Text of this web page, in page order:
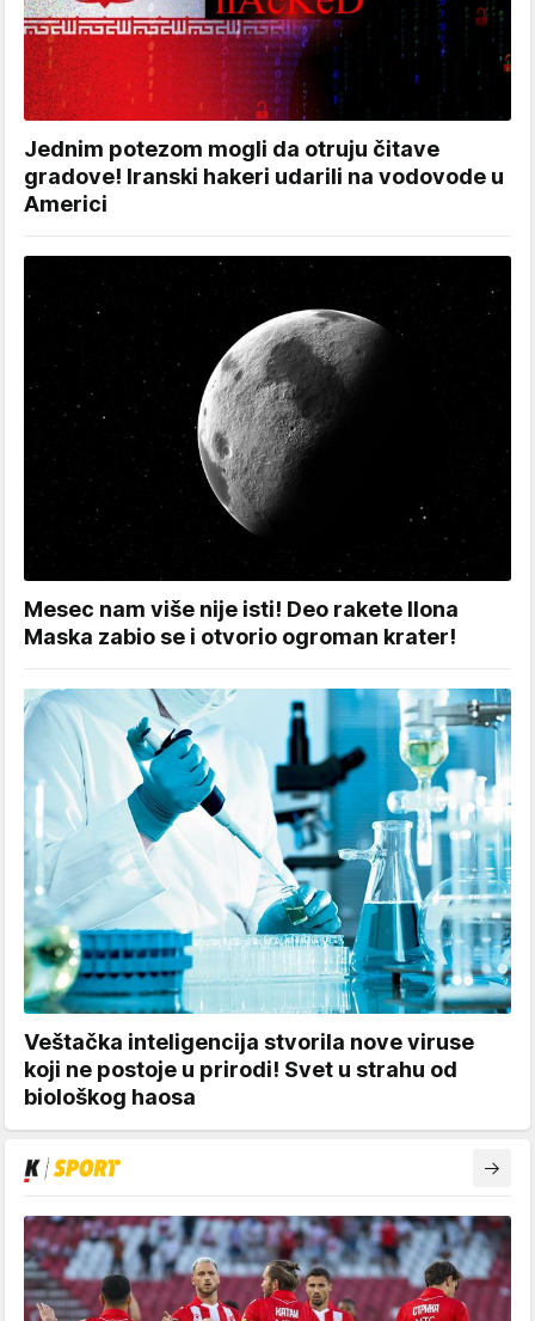
Jednim potezom mogli da otruju čitave
gradove! Iranski hakeri udarili na vodovode u
Americi
Mesec nam više nije isti! Deo rakete Ilona
Maska zabio se i otvorio ogroman krater!
Veštačka inteligencija stvorila nove viruse
koji ne postoje u prirodi! Svet u strahu od
biološkog haosa